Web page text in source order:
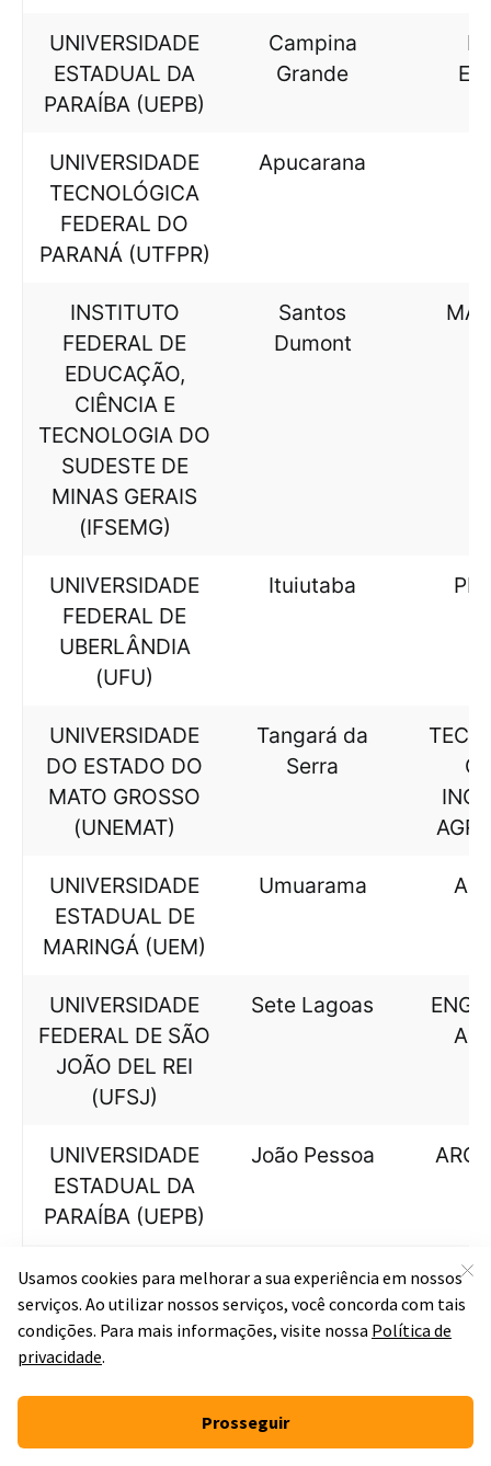
UNIVERSIDADE
ESTADUAL DA
PARAÍBA (UEPB)
Campina
Grande
UNIVERSIDADE
TECNOLÓGICA
FEDERAL DO
PARANÁ (UTFPR)
Apucarana
INSTITUTO
FEDERAL DE
EDUCAÇÃO,
CIÊNCIA E
TECNOLOGIA DO
SUDESTE DE
MINAS GERAIS
(IFSEMG)
Santos
Dumont
UNIVERSIDADE
FEDERAL DE
UBERLÂNDIA
(UFU)
Ituiutaba
UNIVERSIDADE
DO ESTADO DO
MATO GROSSO
(UNEMAT)
Tangará da
Serra
UNIVERSIDADE
ESTADUAL DE
MARINGÁ (UEM)
Umuarama
UNIVERSIDADE
FEDERAL DE SÃO
JOÃO DEL REI
(UFSJ)
Sete Lagoas
UNIVERSIDADE
ESTADUAL DA
PARAÍBA (UEPB)
João Pessoa
INSTITUTO
FEDERAL DE
EDUCAÇÃO,
CIÊNCIA E
TECNOLOGIA DE
Ponta Porã